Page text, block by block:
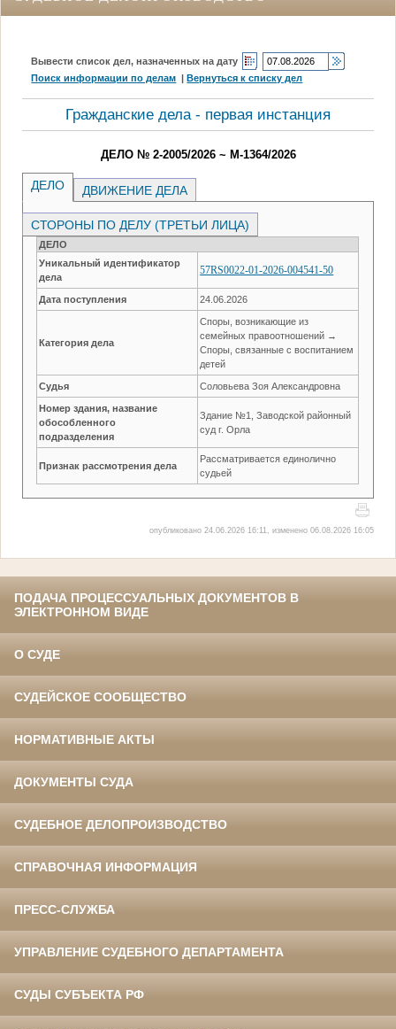
Вывести список дел, назначенных на дату
Поиск информации по делам |Вернуться к списку дел
Гражданские дела - первая инстанция
ДЕЛО № 2-2005/2026 ~ М-1364/2026
ДЕЛО ДВИЖЕНИЕ ДЕЛА
СТОРОНЫ ПО ДЕЛУ (ТРЕТЬИ ЛИЦА)
ДЕЛО
Уникальный идентификатор
дела
57RS0022-01-2026-004541-50
Дата поступления 24.06.2026
Категория дела
Споры, возникающие из
семейных правоотношений →
Споры, связанные с воспитанием
детей
Судья Соловьева Зоя Александровна
Номер здания, название
обособленного
подразделения
Здание №1, Заводской районный
суд г. Орла
Признак рассмотрения дела
Рассматривается единолично
судьей
опубликовано 24.06.2026 16:11, изменено 06.08.2026 16:05
ПОДАЧА ПРОЦЕССУАЛЬНЫХ ДОКУМЕНТОВ В
ЭЛЕКТРОННОМ ВИДЕ
О СУДЕ
СУДЕЙСКОЕ СООБЩЕСТВО
НОРМАТИВНЫЕ АКТЫ
ДОКУМЕНТЫ СУДА
СУДЕБНОЕ ДЕЛОПРОИЗВОДСТВО
СПРАВОЧНАЯ ИНФОРМАЦИЯ
ПРЕСС-СЛУЖБА
УПРАВЛЕНИЕ СУДЕБНОГО ДЕПАРТАМЕНТА
СУДЫ СУБЪЕКТА РФ